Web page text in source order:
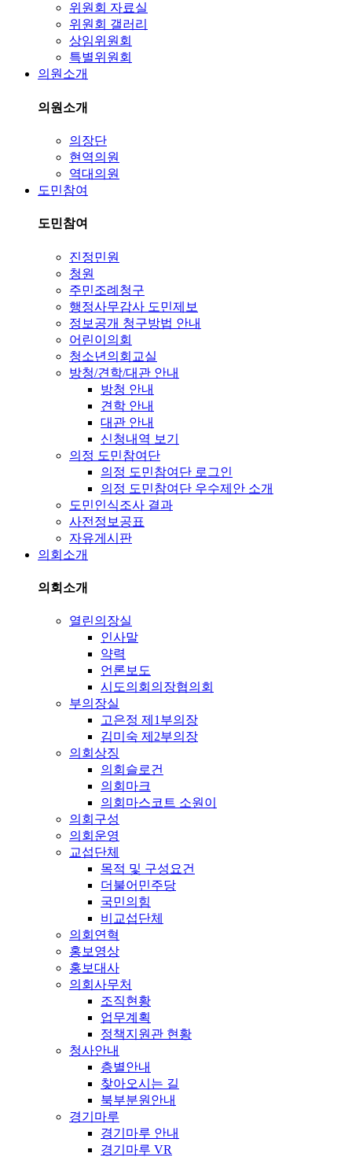
위원회 자료실
위원회 갤러리
상임위원회
특별위원회
의원소개
의원소개
의장단
현역의원
역대의원
도민참여
도민참여
진정민원
청원
주민조례청구
행정사무감사 도민제보
정보공개 청구방법 안내
어린이의회
청소년의회교실
방청/견학/대관 안내
방청 안내
견학 안내
대관 안내
신청내역 보기
의정 도민참여단
의정 도민참여단 로그인
의정 도민참여단 우수제안 소개
도민인식조사 결과
사전정보공표
자유게시판
의회소개
의회소개
열린의장실
인사말
약력
언론보도
시도의회의장협의회
부의장실
고은정 제1부의장
김미숙 제2부의장
의회상징
의회슬로건
의회마크
의회마스코트 소원이
의회구성
의회운영
교섭단체
목적 및 구성요건
더불어민주당
국민의힘
비교섭단체
의회연혁
홍보영상
홍보대사
의회사무처
조직현황
업무계획
정책지원관 현황
청사안내
층별안내
찾아오시는 길
북부분원안내
경기마루
경기마루 안내
경기마루 VR